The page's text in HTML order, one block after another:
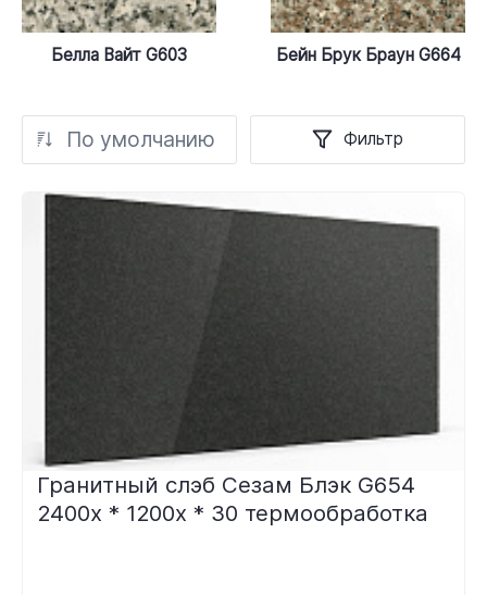
Белла Вайт G603 Бейн Брук Браун G664
По умолчанию Фильтр
Гранитный слэб Сезам Блэк G654
2400х * 1200х * 30 термообработка